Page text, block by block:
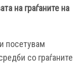
на граѓаните на
посетувам
со граѓаните